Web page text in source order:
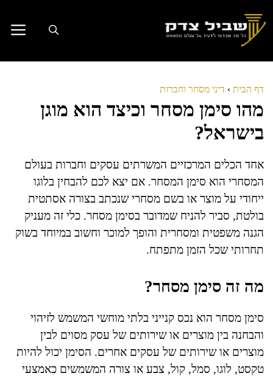
לתוכן
דף הבית › דיני מסחר וחברות
מהו סימן מסחר וכיצד הוא מוגן
בישראל?
אחד הכלים המרכזיים המשרתים עסקים וחברות בעולם
המסחרי הוא סימן המסחר. אם יצא לכם להבחין בלוגו
ייחודי על מוצר או בשם מסחרי שנכתב בצורה אסתטית
בולטת, סביר להניח שמדובר בסימן מסחר. כלי זה מעניק
הגנה משפטית ומסחרית והופך למוכר וחשוב במיוחד בשוק
תחרותי שכל הזמן מתפתח.
מה זה סימן מסחר?
סימן מסחר הוא נכס קנייני בלתי מוחשי המשמש לזיהוי
והבחנה בין מוצרים או שירותים של עסק מסוים לבין
מוצרים או שירותים של עסקים אחרים. הסימן יכול להיות
טקסט, לוגו, סמל, קול, צבע או צורה המשמשים כאמצעי